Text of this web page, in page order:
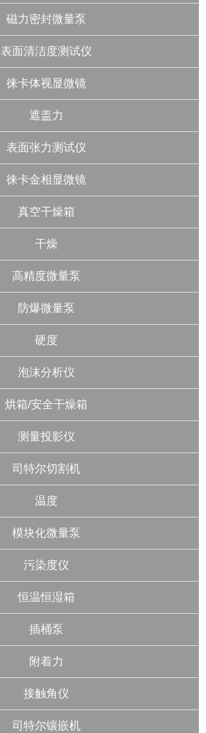
磁力密封微量泵
表面清洁度测试仪
徕卡体视显微镜
遮盖力
表面张力测试仪
徕卡金相显微镜
真空干燥箱
干燥
高精度微量泵
防爆微量泵
硬度
泡沫分析仪
烘箱/安全干燥箱
测量投影仪
司特尔切割机
温度
模块化微量泵
污染度仪
恒温恒湿箱
插桶泵
附着力
接触角仪
司特尔镶嵌机